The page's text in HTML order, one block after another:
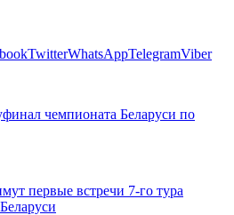
TwitterWhatsAppTelegramViber
чемпионата Беларуси по
первые встречи 7-го тура